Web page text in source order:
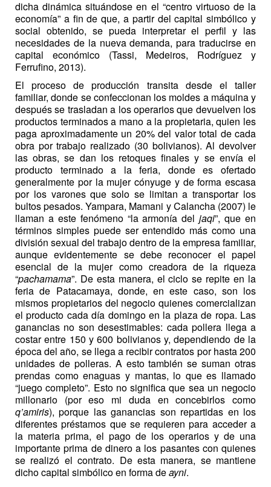
dicha dinámica situándose en el “centro virtuoso de la
economía” a fin de que, a partir del capital simbólico y
social obtenido, se pueda interpretar el perfil y las
necesidades de la nueva demanda, para traducirse en
capital económico (Tassi, Medeiros, Rodríguez y
Ferrufino, 2013).
El proceso de producción transita desde el taller
familiar, donde se confeccionan los moldes a máquina y
después se trasladan a los operarios que devuelven los
productos terminados a mano a la propietaria, quien les
paga aproximadamente un 20% del valor total de cada
obra por trabajo realizado (30 bolivianos). Al devolver
las obras, se dan los retoques finales y se envía el
producto terminado a la feria, donde es ofertado
generalmente por la mujer cónyuge y de forma escasa
por los varones que solo se limitan a transportar los
bultos pesados. Yampara, Mamani y Calancha (2007) le
llaman a este fenómeno “la armonía deljaqi”, que en
términos simples puede ser entendido más como una
división sexual del trabajo dentro de la empresa familiar,
aunque evidentemente se debe reconocer el papel
esencial de la mujer como creadora de la riqueza
“pachamama”. De esta manera, el ciclo se repite en la
feria de Patacamaya, donde, en este caso, son los
mismos propietarios del negocio quienes comercializan
el producto cada día domingo en la plaza de ropa. Las
ganancias no son desestimables: cada pollera llega a
costar entre 150 y 600 bolivianos y, dependiendo de la
época del año, se llega a recibir contratos por hasta 200
unidades de polleras. A esto también se suman otras
prendas como enaguas y mantas, lo que es llamado
“juego completo”. Esto no significa que sea un negocio
millonario (por eso mi duda en concebirlos como
q’amiris), porque las ganancias son repartidas en los
diferentes préstamos que se requieren para acceder a
la materia prima, el pago de los operarios y de una
importante prima de dinero a los pasantes con quienes
se realizó el contrato. De esta manera, se mantiene
dicho capital simbólico en forma deayni.